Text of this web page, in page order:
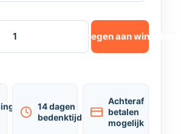
Toevoegen aan
14 dagen
bedenktijd
Achteraf
betalen
mogelijk